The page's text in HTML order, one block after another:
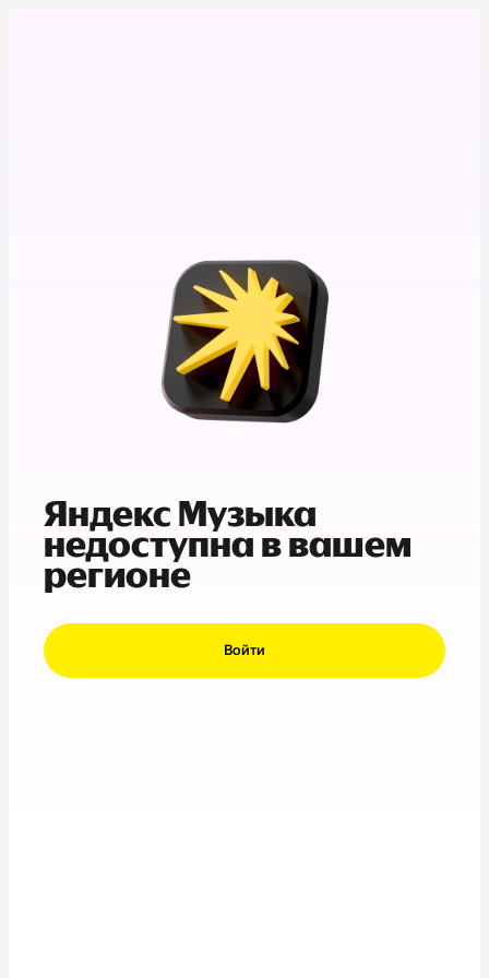
Яндекс Музыка
недоступна в вашем
регионе
Войти